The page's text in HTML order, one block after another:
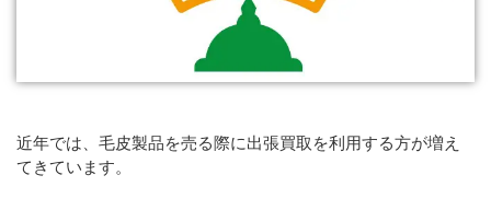
近年では、毛皮製品を売る際に出張買取を利用する方が増え
てきています。